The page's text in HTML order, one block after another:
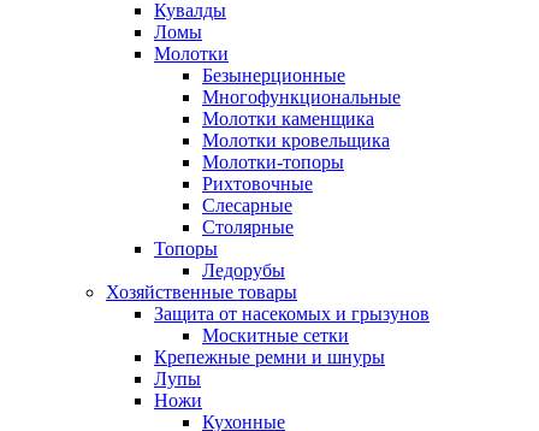
Кувалды
Ломы
Молотки
Безынерционные
Многофункциональные
Молотки каменщика
Молотки кровельщика
Молотки-топоры
Рихтовочные
Слесарные
Столярные
Топоры
Ледорубы
Хозяйственные товары
Защита от насекомых и грызунов
Москитные сетки
Крепежные ремни и шнуры
Лупы
Ножи
Кухонные